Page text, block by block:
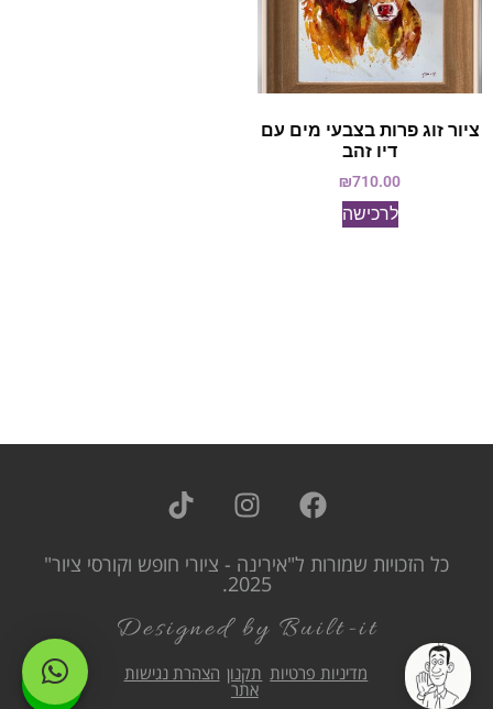
ציור זוג פרות בצבעי מים עם
דיו זהב
₪710.00
לרכישה
כל הזכויות שמורות ל"אירינה - ציורי חופש וקורסי ציור"
2025.
Designed by Built-it
מדיניות פרטיות תקנון
אתר
הצהרת נגישות